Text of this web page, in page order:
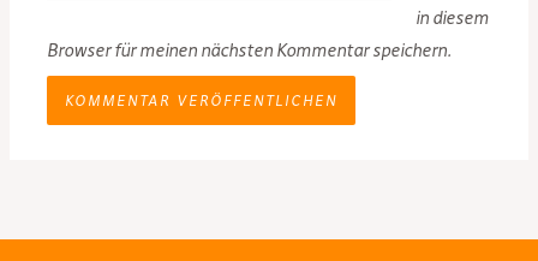
in diesem
Browser für meinen nächsten Kommentar speichern.